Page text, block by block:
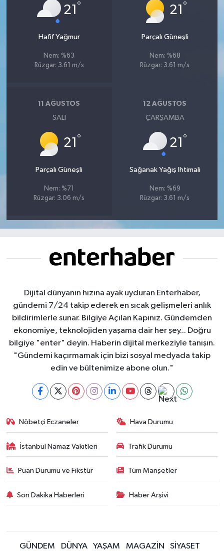
21 °
Hafif Yağmur
Nem: %63
Rüzgar: 3.61 m/s
21 °
Parçalı Güneşli
Nem: %68
Rüzgar: 3.61 m/s
11 AĞUSTOS
SALI
21 °
Parçalı Güneşli
Nem: %71
Rüzgar: 3.06 m/s
12 AĞUSTOS
ÇARŞAMBA
21 °
Sağanak Yağış Ihtimali
Nem: %69
Rüzgar: 3.61 m/s
Dijital dünyanın hızına ayak uyduran Enterhaber,
gündemi 7/24 takip ederek en sıcak gelişmeleri anlık
bildirimlerle sunar. Bilgiye Açılan Kapınız. Gündemden
ekonomiye, teknolojiden yaşama dair her şey... Doğru
bilgiye "enter" deyin. Haberin dijital merkeziyle tanışın.
"Gündemi kaçırmamak için bizi sosyal medyada takip
edin ve bültenimize abone olun."
Nöbetçi Eczaneler Hava Durumu
İstanbul Namaz Vakitleri Trafik Durumu
Puan Durumu ve Fikstür Tüm Manşetler
Son Dakika Haberleri Haber Arşivi
GÜNDEM DÜNYA YAŞAM MAGAZİN SİYASET